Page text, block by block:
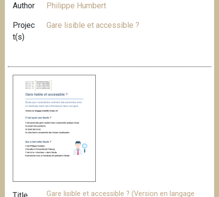
Author Philippe Humbert
Projec
t(s)
Gare lisible et accessible ?
Gare lisible et accessible ? (Version en langage